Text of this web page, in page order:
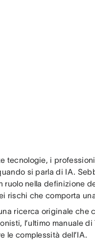
tecnologie, i
si parla di IA.
ruolo nella definizione
rischi che comporta
ricerca originale che
l’ultimo manuale
le complessità dell’IA.